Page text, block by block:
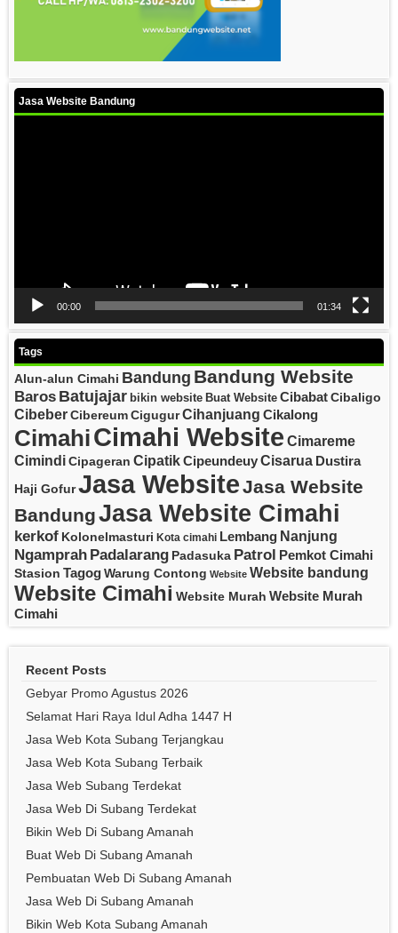
Jasa Website Bandung
00:00 01:34
Tags
Alun-alun Cimahi Bandung Bandung Website
Baros Batujajar bikin website Buat Website CibabatCibaligo
CibeberCibereumCigugurCihanjuang Cikalong
CimahiCimahi Website Cimareme
CimindiCipageran CipatikCipeundeuyCisarua Dustira
Haji Gofur Jasa WebsiteJasa Website
BandungJasa Website Cimahi
kerkof Kolonelmasturi Kota cimahi Lembang Nanjung
Ngamprah Padalarang Padasuka Patrol Pemkot Cimahi
Stasion TagogWarung Contong Website Website bandung
Website Cimahi Website Murah Website Murah
Cimahi
Recent Posts
Gebyar Promo Agustus 2026
Selamat Hari Raya Idul Adha 1447 H
Jasa Web Kota Subang Terjangkau
Jasa Web Kota Subang Terbaik
Jasa Web Subang Terdekat
Jasa Web Di Subang Terdekat
Bikin Web Di Subang Amanah
Buat Web Di Subang Amanah
Pembuatan Web Di Subang Amanah
Jasa Web Di Subang Amanah
Bikin Web Kota Subang Amanah